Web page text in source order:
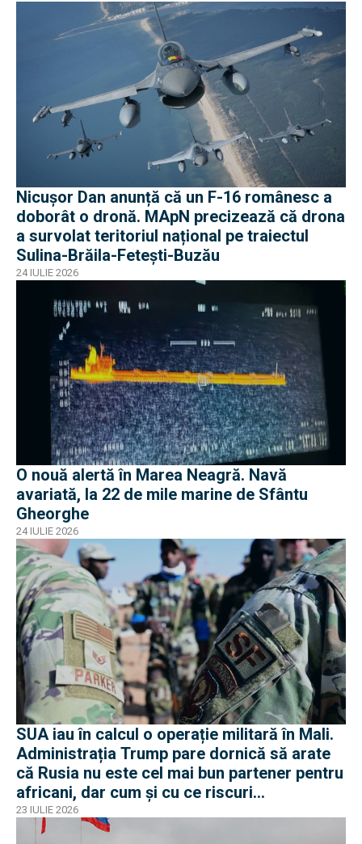
Nicușor Dan anunță că un F-16 românesc a
doborât o dronă. MApN precizează că drona
a survolat teritoriul național pe traiectul
Sulina-Brăila-Fetești-Buzău
24 IULIE 2026
O nouă alertă în Marea Neagră. Navă
avariată, la 22 de mile marine de Sfântu
Gheorghe
24 IULIE 2026
SUA iau în calcul o operație militară în Mali.
Administrația Trump pare dornică să arate
că Rusia nu este cel mai bun partener pentru
africani, dar cum și cu ce riscuri
operaționale?
23 IULIE 2026